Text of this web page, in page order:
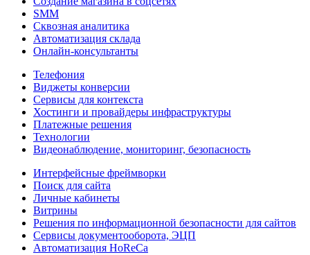
SMM
Сквозная аналитика
Автоматизация склада
Онлайн-консультанты
Телефония
Виджеты конверсии
Сервисы для контекста
Хостинги и провайдеры инфраструктуры
Платежные решения
Технологии
Видеонаблюдение, мониторинг, безопасность
Интерфейсные фреймворки
Поиск для сайта
Личные кабинеты
Витрины
Решения по информационной безопасности для сайтов
Сервисы документооборота, ЭЦП
Автоматизация HoReCa